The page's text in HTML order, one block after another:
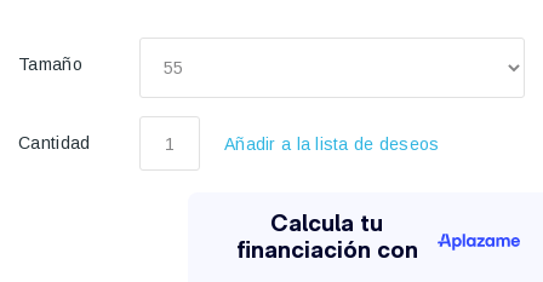
Tamaño
Cantidad Añadir a la lista de deseos